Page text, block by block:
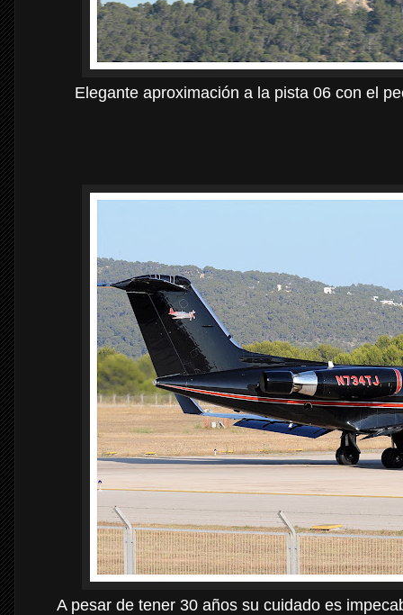
Elegante aproximación a la pista 06 con el
A pesar de tener 30 años su cuidado es